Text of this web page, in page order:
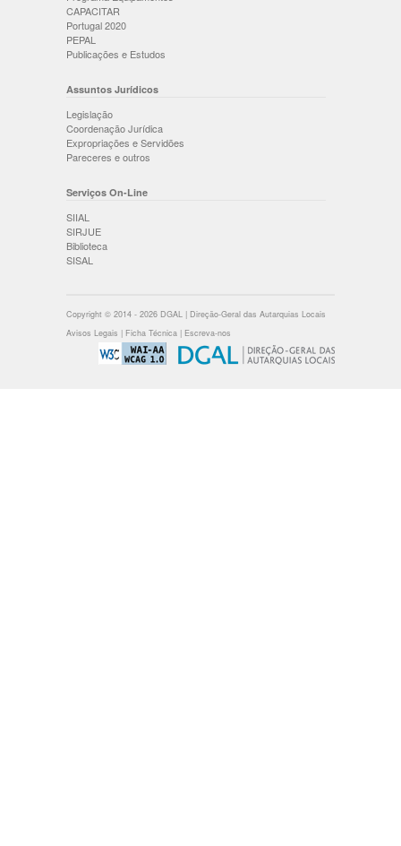
CAPACITAR
Portugal 2020
PEPAL
Publicações e Estudos
Assuntos Jurídicos
Legislação
Coordenação Jurídica
Expropriações e Servidões
Pareceres e outros
Serviços On-Line
SIIAL
SIRJUE
Biblioteca
SISAL
Copyright © 2014 - 2026 DGAL | Direção-Geral das Autarquias Locais
Avisos Legais | Ficha Técnica | Escreva-nos